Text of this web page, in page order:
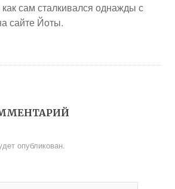
сам сталкивался однажды с
сайте Йоты.
опубликован.